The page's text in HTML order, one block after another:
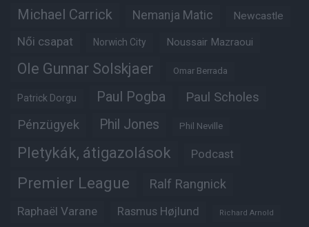
Michael Carrick Nemanja Matic Newcastle
Női csapat Norwich City Noussair Mazraoui
Ole Gunnar Solskjaer Omar Berrada
Patrick Dorgu Paul Pogba Paul Scholes
Pénzügyek Phil Jones Phil Neville
Pletykák, átigazolások Podcast
Premier League Ralf Rangnick
Raphaël Varane Rasmus Højlund Richard Arnold